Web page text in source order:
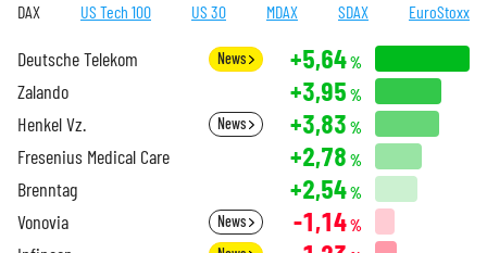
DAX US Tech 100 US 30 MDAX SDAX EuroStoxx
Deutsche Telekom News +5,64%
Zalando +3,95 %
Henkel Vz. News +3,83 %
Fresenius Medical Care +2,78 %
Brenntag +2,54%
Vonovia News -1,14%